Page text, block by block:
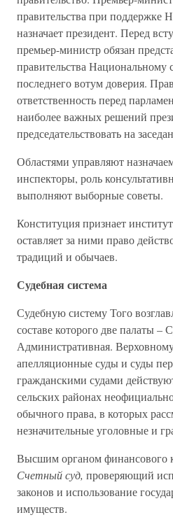
правительства при поддержке
назначает президент. Перед
премьер-министр обязан
правительства Национальному
последнего вотум доверия.
ответственность перед
наиболее важных решений
председательствовать на
Областями управляют
инспекторы, роль
выполняют выборные советы.
Конституция признает
оставляет за ними право
традиций и обычаев.
Судебная система
Судебную систему Того
составе которого две палаты –
Административная.
апелляционные суды и суды
гражданскими судами
сельских районах
обычного права, в которых
незначительные уголовные и
Высшим органом финансового
Счетный суд, проверяющий
законов и использование
имуществ.